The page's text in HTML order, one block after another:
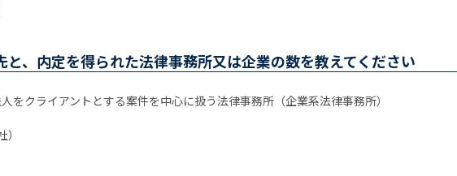
、内定を得られた法律事務所又は企業の数を教えてください
をクライアントとする案件を中心に扱う法律事務所（企業系法律事務所）